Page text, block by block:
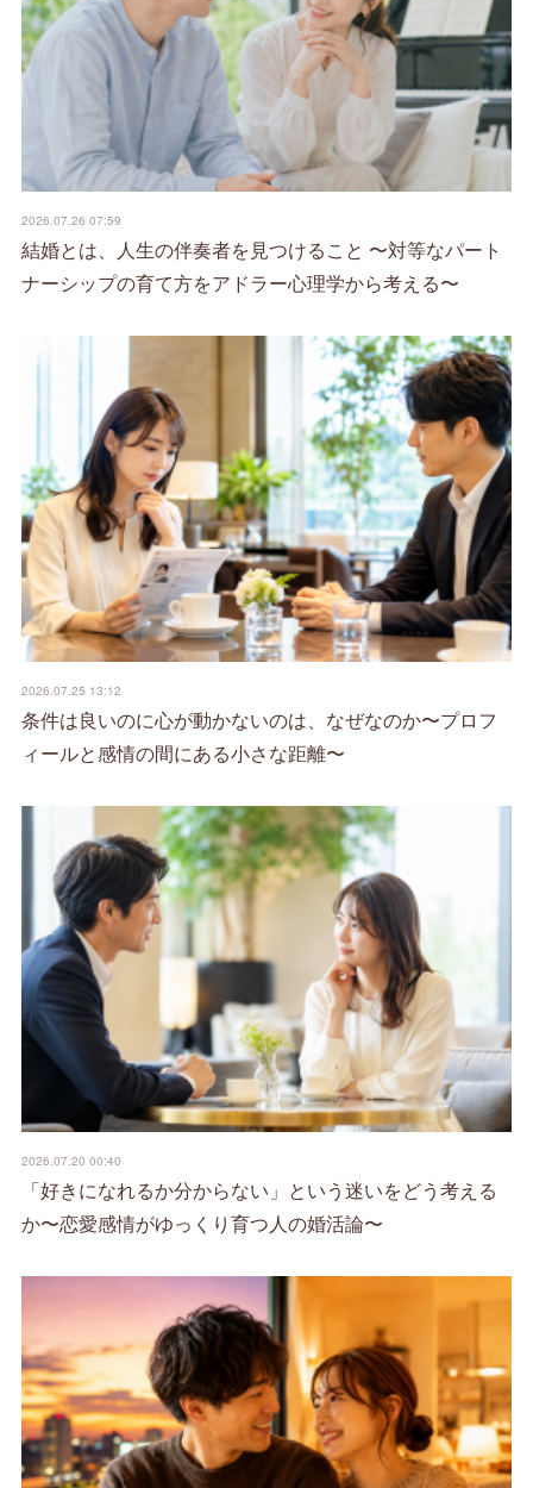
2026.07.26 07:59
結婚とは、人生の伴奏者を見つけること 〜対等なパート
ナーシップの育て方をアドラー心理学から考える〜
2026.07.25 13:12
条件は良いのに心が動かないのは、なぜなのか〜プロフ
ィールと感情の間にある小さな距離〜
2026.07.20 00:40
「好きになれるか分からない」という迷いをどう考える
か〜恋愛感情がゆっくり育つ人の婚活論〜